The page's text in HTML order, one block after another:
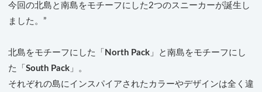
今回の北島と南島をモチーフにした2つのスニーカーが誕生し
ました。”
北島をモチーフにした「 North Pack 」と南島をモチーフにし
た「 South Pack 」。
それぞれの島にインスパイアされたカラーやデザインは全く違